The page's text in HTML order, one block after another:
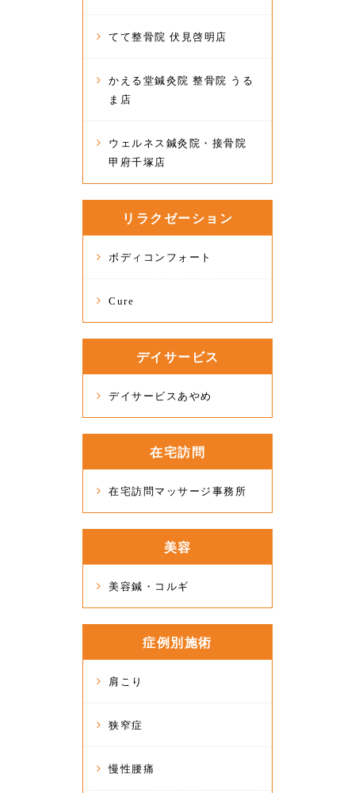
てて整骨院 伏見啓明店
かえる堂鍼灸院 整骨院 うる
ま店
ウェルネス鍼灸院・接骨院
甲府千塚店
リラクゼーション
ボディコンフォート
Cure
デイサービス
デイサービスあやめ
在宅訪問
在宅訪問マッサージ事務所
美容
美容鍼・コルギ
症例別施術
肩こり
狭窄症
慢性腰痛